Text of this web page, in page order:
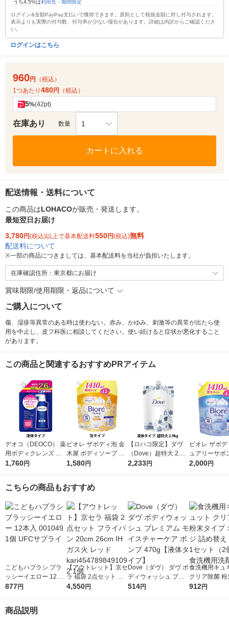
うち4.5%は利用先・期間限定
ログイン&全額PayPay支払いで獲得できます。原則として税抜金額に対し付与されます。
表示よりも実際の付与数、付与率が少ない場合があります。詳細は内訳からご確認くださ
い。
ログインはこちら
960円
（税込）
1つあたり 480円 （税込）
5%(42pt)
在庫あり 数量 1
カートに入れる
配送情報・送料について
この商品はLOHACOが販売・発送します。
最短翌日お届け
3,780円(税込)以上で基本配送料550円(税込)無料
配送料について
※一部の商品につきましては、基本配送料を当社が負担いたします。
在庫確認住所：東京都にお届け
賞味期限/使用期限・返品について
ご購入について
傷、湿疹等異常のある時は使わない。赤み、かゆみ、刺激等の異常が出たら使
用を中止し、皮フ科医に相談してください。使い続けると症状が悪化すること
があります。
この商品と関連するおすすめPRアイテム
デオコ（DEOCO） 薬
用ボディクレンズ 詰
め替え 大容量 650g
1,760円
ビオレ ザボディ泡 金
木犀 ボディソープ 詰
替 1410ml 花王 泡タ
1,580円
【ロハコ限定】ダヴ
（Dove）超特大 2.9k
g 液体 ボディウォッ
2,233円
ビオレ ザボ
ュアリーサボ
ィソープ 詰
2,000円
こちらの商品もおすすめ
こどもハブラシ ブラ
ッシーイエロー 12本
入 001049 1個 UFCサ
877円
【アウトレット】京セ
ラ 福袋 2点セット フ
ライパン 20cm 26cm I
4,550円
Dove（ダヴ） ダヴ ボ
ディウォッシュ プレ
ミアム モイスチャー
514円
食洗機用キュ
クリア除菌
プ オレンジ
912円
商品説明